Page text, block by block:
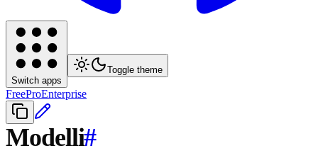
Switch apps
Toggle theme
FreeProEnterprise
Modelli#